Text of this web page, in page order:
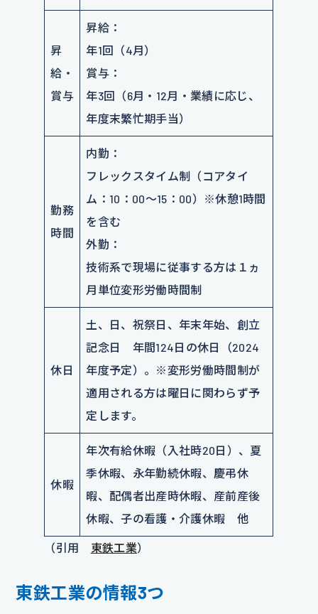
昇
給・
賞与
昇給：
年1回（4月）
賞与：
年3回（6月・12月・業績に応じ、
年度末繁忙期手当）
勤務
時間
内勤：
フレックスタイム制（コアタイ
ム：10：00～15：00）※休憩1時間
を含む
外勤：
技術系で現場に従事する方は１ヵ
月単位変形労働時間制
休日
土、日、祝祭日、年末年始、創立
記念日 年間124日の休日（2024
年度予定）。※変形労働時間制が
適用される方は曜日に関わらず予
定します。
休暇
年次有給休暇（入社時20日）、夏
季休暇、永年勤続休暇、慶弔休
暇、配偶者出産時休暇、産前産後
休暇、子の看護・介護休暇 他
（引用 東鉄工業）
東鉄工業の情報3つ